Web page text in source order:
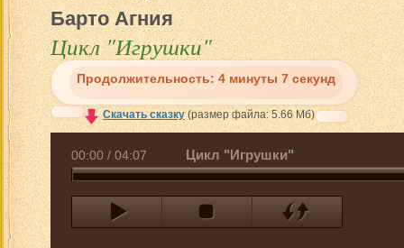
Барто Агния
Цикл "Игрушки"
Продолжительность: 4 минуты 7 секунд
Скачать сказку(размер файла: 5.66 Мб)
00:00 / 04:07 Цикл "Игрушки"